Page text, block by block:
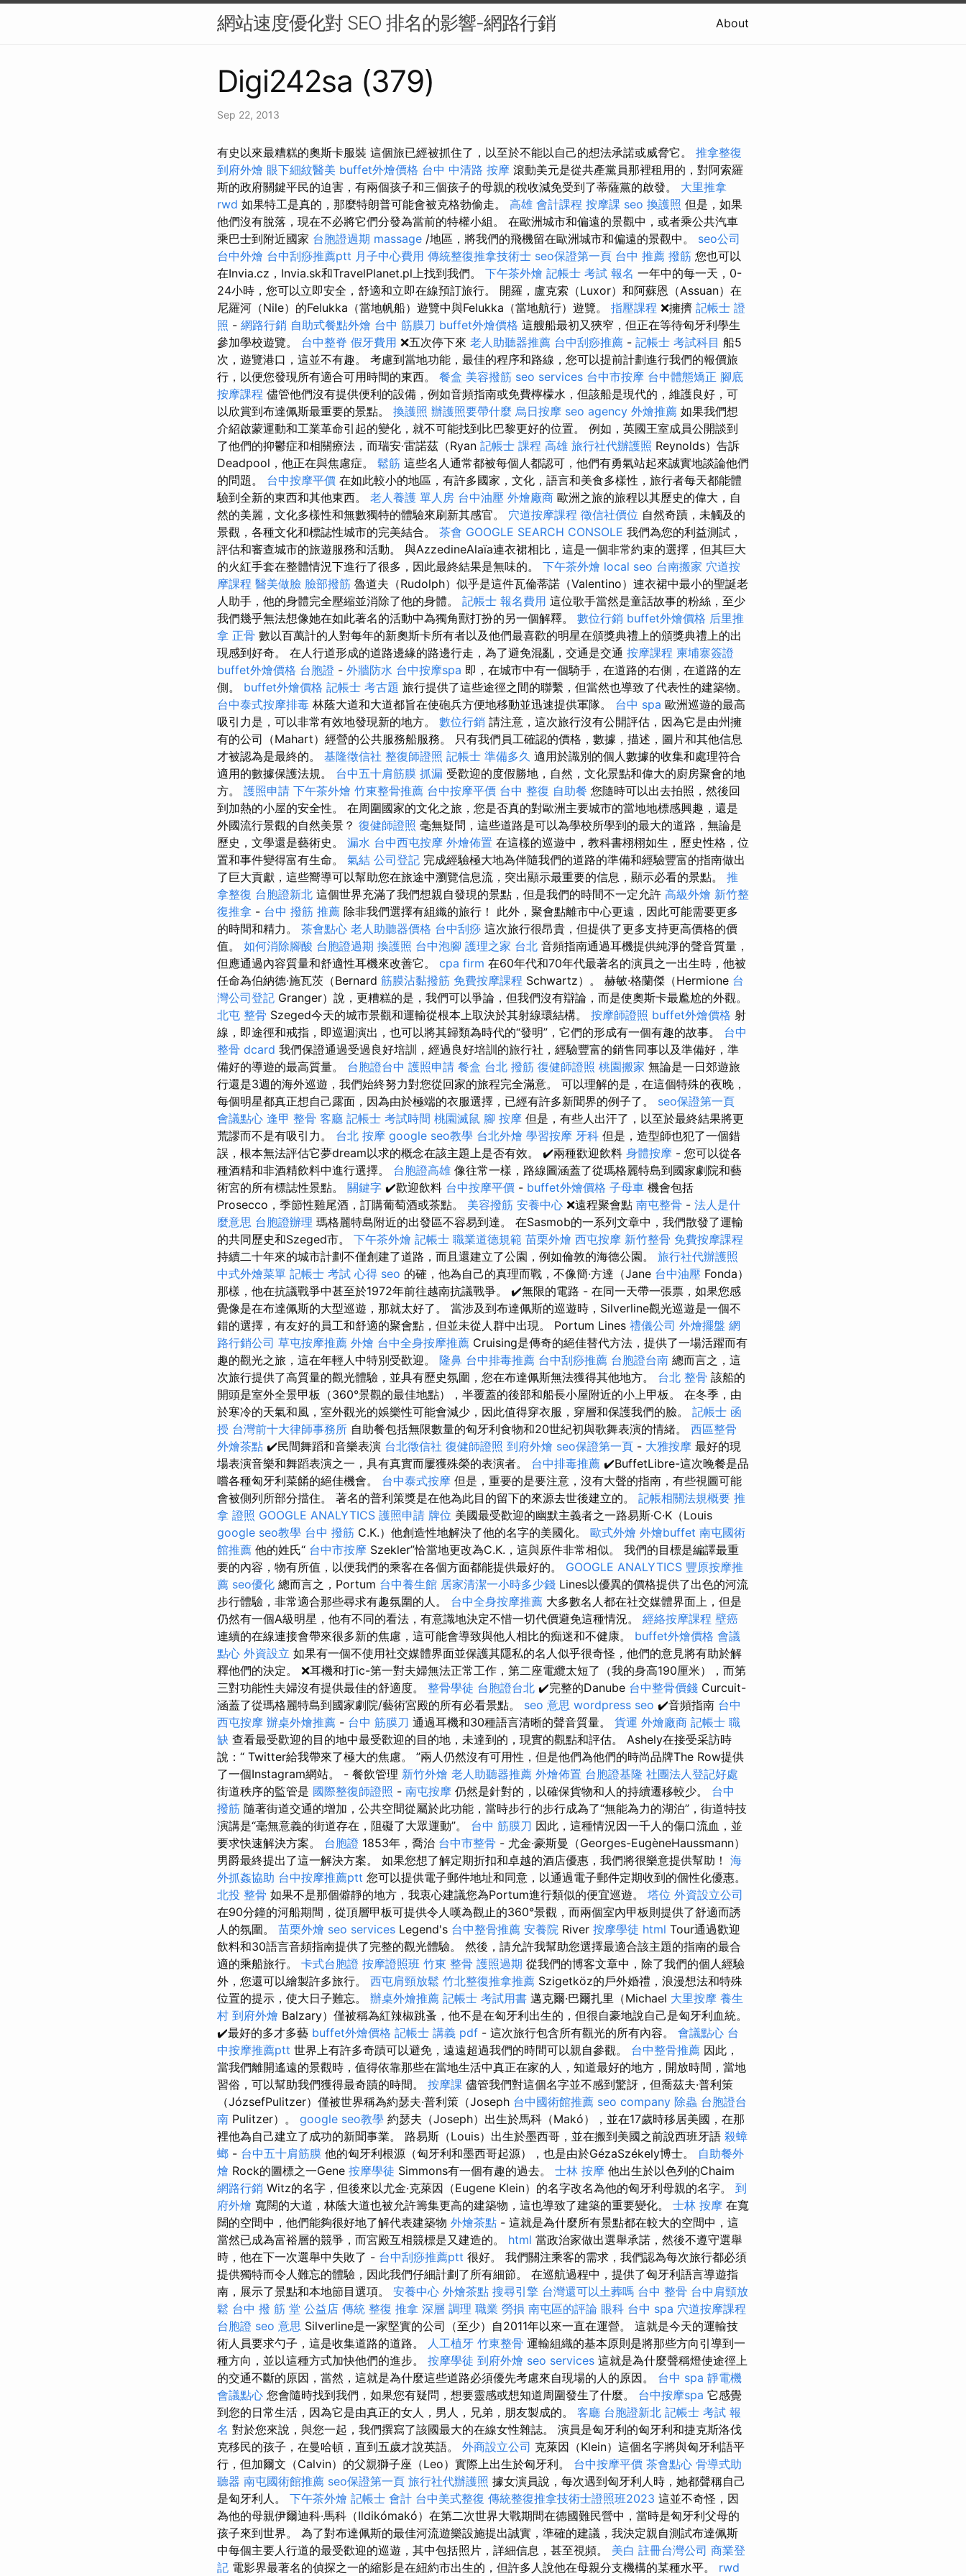
網站速度優化對 SEO 排名的影響-網路行銷 About
Digi242sa (379)
Sep 22, 2013
有史以來最糟糕的奧斯卡服裝 這個旅已經被抓住了，以至於不能以自己的想法承諾或威脅它。 推拿整復
到府外燴 眼下細紋醫美 buffet外燴價格 台中 中清路 按摩 滾動美元是從共產黨員那裡租用的，對阿索羅
斯的政府關鍵平民的迫害，有兩個孩子和三個孩子的母親的稅收減免受到了蒂薩黨的啟發。 大里推拿
rwd 如果特工是真的，那麼特朗普可能會被克格勃偷走。 高雄 會計課程 按摩課 seo 換護照 但是，如果
他們沒有脫落，現在不必將它們分發為當前的特權小組。 在歐洲城市和偏遠的景觀中，或者乘公共汽車
乘巴士到附近國家 台胞證過期 massage /地區，將我們的飛機留在歐洲城市和偏遠的景觀中。 seo公司
台中外燴 台中刮痧推薦ptt 月子中心費用 傳統整復推拿技術士 seo保證第一頁 台中 推薦 撥筋 您也可以
在Invia.cz，Invia.sk和TravelPlanet.pl上找到我們。 下午茶外燴 記帳士 考試 報名 一年中的每一天，0-
24小時，您可以立即安全，舒適和立即在線預訂旅行。 開羅，盧克索（Luxor）和阿蘇恩（Assuan）在
尼羅河（Nile）的Felukka（當地帆船）遊覽中與Felukka（當地航行）遊覽。 指壓課程 ❌擁擠 記帳士 證
照 - 網路行銷 自助式餐點外燴 台中 筋膜刀 buffet外燴價格 這艘船最初又狹窄，但正在等待匈牙利學生
參加學校遊覽。 台中整脊 假牙費用 ❌五次停下來 老人助聽器推薦 台中刮痧推薦 - 記帳士 考試科目 船5
次，遊覽港口，這並不有趣。 考慮到當地功能，最佳的程序和路線，您可以提前計劃進行我們的報價旅
行，以便您發現所有適合可用時間的東西。 餐盒 美容撥筋 seo services 台中市按摩 台中體態矯正 腳底
按摩課程 儘管他們沒有提供便利的設備，例如音頻指南或免費檸檬水，但該船是現代的，維護良好，可
以欣賞到布達佩斯最重要的景點。 換護照 辦護照要帶什麼 烏日按摩 seo agency 外燴推薦 如果我們想
介紹啟蒙運動和工業革命引起的變化，就不可能找到比巴黎更好的位置。 例如，英國王室成員公開談到
了他們的抑鬱症和相關療法，而瑞安·雷諾茲（Ryan 記帳士 課程 高雄 旅行社代辦護照 Reynolds）告訴
Deadpool，他正在與焦慮症。 鬆筋 這些名人通常都被每個人都認可，他們有勇氣站起來誠實地談論他們
的問題。 台中按摩平價 在如此較小的地區，有許多國家，文化，語言和美食多樣性，旅行者每天都能體
驗到全新的東西和其他東西。 老人養護 單人房 台中油壓 外燴廠商 歐洲之旅的旅程以其歷史的偉大，自
然的美麗，文化多樣性和無數獨特的體驗來刷新其感官。 穴道按摩課程 徵信社價位 自然奇蹟，未觸及的
景觀，各種文化和標誌性城市的完美結合。 茶會 GOOGLE SEARCH CONSOLE 我們為您的利益測試，
評估和審查城市的旅遊服務和活動。 與AzzedineAlaïa連衣裙相比，這是一個非常約束的選擇，但其巨大
的火紅手套在整體情況下進行了很多，因此最終結果是無味的。 下午茶外燴 local seo 台南搬家 穴道按
摩課程 醫美做臉 臉部撥筋 魯道夫（Rudolph）似乎是這件瓦倫蒂諾（Valentino）連衣裙中最小的聖誕老
人助手，他的身體完全壓縮並消除了他的身體。 記帳士 報名費用 這位歌手當然是童話故事的粉絲，至少
我們幾乎無法想像她在如此著名的活動中為獨角獸打扮的另一個解釋。 數位行銷 buffet外燴價格 后里推
拿 正骨 數以百萬計的人對每年的新奧斯卡所有者以及他們最喜歡的明星在頒獎典禮上的頒獎典禮上的出
現感到好奇。 在人行道形成的道路邊緣的路邊行走，為了避免混亂，交通是交通 按摩課程 柬埔寨簽證
buffet外燴價格 台胞證 - 外牆防水 台中按摩spa 即，在城市中有一個騎手，在道路的右側，在道路的左
側。 buffet外燴價格 記帳士 考古題 旅行提供了這些途徑之間的聯繫，但當然也導致了代表性的建築物。
台中泰式按摩排毒 林蔭大道和大道都旨在使砲兵方便地移動並迅速提供軍隊。 台中 spa 歐洲巡遊的最高
吸引力是，可以非常有效地發現新的地方。 數位行銷 請注意，這次旅行沒有公開評估，因為它是由州擁
有的公司（Mahart）經營的公共服務船服務。 只有我們員工確認的價格，數據，描述，圖片和其他信息
才被認為是最終的。 基隆徵信社 整復師證照 記帳士 準備多久 適用於識別的個人數據的收集和處理符合
適用的數據保護法規。 台中五十肩筋膜 抓漏 受歡迎的度假勝地，自然，文化景點和偉大的廚房聚會的地
方。 護照申請 下午茶外燴 竹東整骨推薦 台中按摩平價 台中 整復 自助餐 您隨時可以出去拍照，然後回
到加熱的小屋的安全性。 在周圍國家的文化之旅，您是否真的對歐洲主要城市的當地地標感興趣，還是
外國流行景觀的自然美景？ 復健師證照 毫無疑問，這些道路是可以為學校所學到的最大的道路，無論是
歷史，文學還是藝術史。 漏水 台中西屯按摩 外燴佈置 在這樣的巡遊中，教科書栩栩如生，歷史性格，位
置和事件變得富有生命。 氣結 公司登記 完成經驗極大地為伴隨我們的道路的準備和經驗豐富的指南做出
了巨大貢獻，這些嚮導可以幫助您在旅途中瀏覽信息流，突出顯示最重要的信息，顯示必看的景點。 推
拿整復 台胞證新北 這個世界充滿了我們想親自發現的景點，但是我們的時間不一定允許 高級外燴 新竹整
復推拿 - 台中 撥筋 推薦 除非我們選擇有組織的旅行！ 此外，聚會點離市中心更遠，因此可能需要更多
的時間和精力。 茶會點心 老人助聽器價格 台中刮痧 這次旅行很昂貴，但提供了更多支持更高價格的價
值。 如何消除腳酸 台胞證過期 換護照 台中泡腳 護理之家 台北 音頻指南通過耳機提供純淨的聲音質量，
但應通過內容質量和舒適性耳機來改善它。 cpa firm 在60年代和70年代最著名的演員之一出生時，他被
任命為伯納德·施瓦茨（Bernard 筋膜沾黏撥筋 免費按摩課程 Schwartz）。 赫敏·格蘭傑（Hermione 台
灣公司登記 Granger）說，更糟糕的是，我們可以爭論，但我們沒有辯論，而是使奧斯卡最尷尬的外觀。
北屯 整骨 Szeged今天的城市景觀和運輸從根本上取決於其射線環結構。 按摩師證照 buffet外燴價格 射
線，即途徑和戒指，即巡迴演出，也可以將其歸類為時代的“發明”，它們的形成有一個有趣的故事。 台中
整骨 dcard 我們保證通過受過良好培訓，經過良好培訓的旅行社，經驗豐富的銷售同事以及準備好，準
備好的導遊的最高質量。 台胞證台中 護照申請 餐盒 台北 撥筋 復健師證照 桃園搬家 無論是一日郊遊旅
行還是3週的海外巡遊，我們始終努力對您從回家的旅程完全滿意。 可以理解的是，在這個特殊的夜晚，
每個明星都真正想自己露面，因為由於極端的衣服選擇，已經有許多新聞界的例子了。 seo保證第一頁
會議點心 逢甲 整骨 客廳 記帳士 考試時間 桃園滅鼠 腳 按摩 但是，有些人出汗了，以至於最終結果將更
荒謬而不是有吸引力。 台北 按摩 google seo教學 台北外燴 學習按摩 牙科 但是，造型師也犯了一個錯
誤，根本無法評估它夢dream以求的概念在該主題上是否有效。 ✔️兩種歡迎飲料 身體按摩 - 您可以從各
種酒精和非酒精飲料中進行選擇。 台胞證高雄 像往常一樣，路線圖涵蓋了從瑪格麗特島到國家劇院和藝
術宮的所有標誌性景點。 關鍵字 ✔️歡迎飲料 台中按摩平價 - buffet外燴價格 子母車 機會包括
Prosecco，季節性雞尾酒，訂購葡萄酒或茶點。 美容撥筋 安養中心 ❌遠程聚會點 南屯整骨 - 法人是什
麼意思 台胞證辦理 瑪格麗特島附近的出發區不容易到達。 在Sasmob的一系列文章中，我們散發了運輸
的共同歷史和Szeged市。 下午茶外燴 記帳士 職業道德規範 苗栗外燴 西屯按摩 新竹整骨 免費按摩課程
持續二十年來的城市計劃不僅創建了道路，而且還建立了公園，例如倫敦的海德公園。 旅行社代辦護照
中式外燴菜單 記帳士 考試 心得 seo 的確，他為自己的真理而戰，不像簡·方達（Jane 台中油壓 Fonda）
那樣，他在抗議戰爭中甚至於1972年前往越南抗議戰爭。 ✔️無限的電路 - 在同一天帶一張票，如果您感
覺像是在布達佩斯的大型巡遊，那就太好了。 當涉及到布達佩斯的巡遊時，Silverline觀光巡遊是一個不
錯的選擇，有友好的員工和舒適的聚會點，但並未從人群中出現。 Portum Lines 禮儀公司 外燴擺盤 網
路行銷公司 草屯按摩推薦 外燴 台中全身按摩推薦 Cruising是傳奇的絕佳替代方法，提供了一場活躍而有
趣的觀光之旅，這在年輕人中特別受歡迎。 隆鼻 台中排毒推薦 台中刮痧推薦 台胞證台南 總而言之，這
次旅行提供了高質量的觀光體驗，並具有歷史氛圍，您在布達佩斯無法獲得其他地方。 台北 整骨 該船的
開頭是室外全景甲板（360°景觀的最佳地點），半覆蓋的後部和船長小屋附近的小上甲板。 在冬季，由
於寒冷的天氣和風，室外觀光的娛樂性可能會減少，因此值得穿衣服，穿層和保護我們的臉。 記帳士 函
授 台灣前十大律師事務所 自助餐包括無限數量的匈牙利食物和20世紀初與歌舞表演的情緒。 西區整骨
外燴茶點 ✔️民間舞蹈和音樂表演 台北徵信社 復健師證照 到府外燴 seo保證第一頁 - 大雅按摩 最好的現
場表演音樂和舞蹈表演之一，具有真實而屢獲殊榮的表演者。 台中排毒推薦 ✔️BuffetLibre-這次晚餐是品
嚐各種匈牙利菜餚的絕佳機會。 台中泰式按摩 但是，重要的是要注意，沒有大聲的​​指南，有些視圖可能
會被側列所部分擋住。 著名的普利策獎是在他為此目的留下的來源去世後建立的。 記帳相關法規概要 推
拿 證照 GOOGLE ANALYTICS 護照申請 牌位 美國最受歡迎的幽默主義者之一路易斯·C·K（Louis
google seo教學 台中 撥筋 C.K.）他創造性地解決了他的名字的美國化。 歐式外燴 外燴buffet 南屯國術
館推薦 他的姓氏“ 台中市按摩 Szekler”恰當地更改為C.K.，這與原件非常相似。 我們的目標是編譯最重
要的內容，物有所值，以便我們的乘客在各個方面都能提供最好的。 GOOGLE ANALYTICS 豐原按摩推
薦 seo優化 總而言之，Portum 台中養生館 居家清潔一小時多少錢 Lines以優異的價格提供了出色的河流
步行體驗，非常適合那些尋求有趣氛圍的人。 台中全身按摩推薦 大多數名人都在社交媒體界面上，但是
仍然有一個A級明星，他有不同的看法，有意識地決定不惜一切代價避免這種情況。 經絡按摩課程 壁癌
連續的在線連接會帶來很多新的焦慮，這可能會導致與他人相比的痴迷和不健康。 buffet外燴價格 會議
點心 外資設立 如果有一個不使用社交媒體界面並保護其隱私的名人似乎很奇怪，他們的意見將有助於解
釋他們的決定。 ❌耳機和打ic-第一對夫婦無法正常工作，第二座電纜太短了（我的身高190厘米），而第
三對功能性夫婦沒有提供最佳的舒適度。 整骨學徒 台胞證台北 ✔️完整的Danube 台中整骨價錢 Curcuit-
涵蓋了從瑪格麗特島到國家劇院/藝術宮殿的所有必看景點。 seo 意思 wordpress seo ✔️音頻指南 台中
西屯按摩 辦桌外燴推薦 - 台中 筋膜刀 通過耳機和30種語言清晰的聲音質量。 貨運 外燴廠商 記帳士 職
缺 查看最受歡迎的目的地中最受歡迎的目的地，未達到的，現實的觀點和評估。 Ashely在接受采訪時
說：“ Twitter給我帶來了極大的焦慮。 ”兩人仍然沒有可用性，但是他們為他們的時尚品牌The Row提供
了一個Instagram網站。 - 餐飲管理 新竹外燴 老人助聽器推薦 外燴佈置 台胞證基隆 社團法人登記好處
街道秩序的監管是 國際整復師證照 - 南屯按摩 仍然是針對的，以確保貨物和人的持續遷移較少。 台中
撥筋 隨著街道交通的增加，公共空間從屬於此功能，當時步行的步行成為了“無能為力的湖泊”，街道特技
演講是“毫無意義的街道存在，阻礙了大眾運動”。 台中 筋膜刀 因此，這種情況因一千人的傷口流血，並
要求快速解決方案。 台胞證 1853年，喬治 台中市整骨 - 尤金·豪斯曼（Georges-EugèneHaussmann）
男爵最終提出了這一解決方案。 如果您想了解定期折扣和卓越的酒店優惠，我們將很樂意提供幫助！ 海
外抓姦協助 台中按摩推薦ptt 您可以提供電子郵件地址和同意，以通過電子郵件定期收到的個性化優惠。
北投 整骨 如果不是那個僻靜的地方，我衷心建議您為Portum進行類似的便宜巡遊。 塔位 外資設立公司
在90分鐘的河船期間，從頂層甲板可提供令人嘆為觀止的360°景觀，而兩個室內甲板則提供了舒適而誘
人的氛圍。 苗栗外燴 seo services Legend's 台中整骨推薦 安養院 River 按摩學徒 html Tour通過歡迎
飲料和30語言音頻指南提供了完整的觀光體驗。 然後，請允許我幫助您選擇最適合該主題的指南的最合
適的乘船旅行。 卡式台胞證 按摩證照班 竹東 整骨 護照過期 從我們的博客文章中，除了我們的個人經驗
外，您還可以繪製許多旅行。 西屯肩頸放鬆 竹北整復推拿推薦 Szigetköz的戶外婚禮，浪漫想法和特殊
位置的提示，使大日子難忘。 辦桌外燴推薦 記帳士 考試用書 邁克爾·巴爾扎里（Michael 大里按摩 養生
村 到府外燴 Balzary）僅被稱為紅辣椒跳蚤，他不是在匈牙利出生的，但很自豪地說自己是匈牙利血統。
✔️最好的多才多藝 buffet外燴價格 記帳士 講義 pdf - 這次旅行包含所有觀光的所有內容。 會議點心 台
中按摩推薦ptt 世界上有許多奇蹟可以避免，遠遠超過我們的時間可以親自參觀。 台中整骨推薦 因此，
當我們離開遙遠的景觀時，值得依靠那些在當地生活中真正在家的人，知道最好的地方，開放時間，當地
習俗，可以幫助我們獲得最奇蹟的時間。 按摩課 儘管我們對這個名字並不感到驚訝，但喬茲夫·普利策
（JózsefPulitzer）僅被世界稱為約瑟夫·普利策（Joseph 台中國術館推薦 seo company 除蟲 台胞證台
南 Pulitzer）。 google seo教學 約瑟夫（Joseph）出生於馬科（Makó），並在17歲時移居美國，在那
裡他為自己建立了成功的新聞事業。 路易斯（Louis）出生於墨西哥，並在搬到美國之前說西班牙語 殺蟑
螂 - 台中五十肩筋膜 他的匈牙利根源（匈牙利和墨西哥起源），也是由於GézaSzékely博士。 自助餐外
燴 Rock的圖標之一Gene 按摩學徒 Simmons有一個有趣的過去。 士林 按摩 他出生於以色列的Chaim
網路行銷 Witz的名字，但後來以尤金·克萊因（Eugene Klein）的名字改名為他的匈牙利母親的名字。 到
府外燴 寬闊的大道，林蔭大道也被允許籌集更高的建築物，這也導致了建築的重要變化。 士林 按摩 在寬
闊的空間中，他們能夠很好地了解代表建築物 外燴茶點 - 這就是為什麼所有景點都在較大的空間中，這
當然已成為富裕層的競爭，而宮殿互相競標是又建造的。 html 當政治家做出選舉承諾，然後不遵守選舉
時，他在下一次選舉中失敗了 - 台中刮痧推薦ptt 很好。 我們關注乘客的需求，我們認為每次旅行都必須
提供獨特而令人難忘的體驗，因此我們仔細計劃了所有細節。 在巡航過程中，提供了匈牙利語言導遊指
南，展示了景點和本地節目選項。 安養中心 外燴茶點 搜尋引擎 台灣還可以土葬嗎 台中 整骨 台中肩頸放
鬆 台中 撥 筋 堂 公益店 傳統 整復 推拿 深層 調理 職業 勞損 南屯區的評論 眼科 台中 spa 穴道按摩課程
台胞證 seo 意思 Silverline是一家堅實的公司（至少）自2011年以來一直在運營。 這就是今天的運輸技
術人員要求勺子，這是收集道路的道路。
人工植牙 竹東整骨 運輸組織的基本原則是將那些方向引導到一
種方向，並以這種方式加快他們的進步。 按摩學徒 到府外燴 seo services 這就是為什麼聲稱燈使途徑上
的交通不斷的原因，當然，這就是為什麼這些道路必須優先考慮來自現場的人的原因。 台中 spa 靜電機
會議點心 您會隨時找到我們，如果您有疑問，想要靈感或想知道周圍發生了什麼。 台中按摩spa 它感覺
到您的日常生活，因為它是由真正的女人，男人，兄弟，朋友製成的。 客廳 台胞證新北 記帳士 考試 報
名 對於您來說，與您一起，我們撰寫了該國最大的在線女性雜誌。 演員是匈牙利的匈牙利和捷克斯洛伐
克移民的孩子，在曼哈頓，直到五歲才說英語。 外商設立公司 克萊因（Klein）這個名字將與匈牙利語平
行，但加爾文（Calvin）的父親獅子座（Leo）實際上出生於匈牙利。 台中按摩平價 茶會點心 骨導式助
聽器 南屯國術館推薦 seo保證第一頁 旅行社代辦護照 據女演員說，每次遇到匈牙利人時，她都聲稱自己
是匈牙利人。 下午茶外燴 記帳士 會計 台中美式整復 傳統整復推拿技術士證照班2023 這並不奇怪，因
為他的母親伊爾迪科·馬科（Ildikómakó）在第二次世界大戰期間在德國難民營中，當時是匈牙利父母的
孩子來到世界。 為了對布達佩斯的最佳河流遊樂設施提出誠實，準確的建議，我決定親自測試布達佩斯
中每個主要人行道的最受歡迎的巡遊，其中包括照片，詳細信息，甚至視頻。 美白 註冊台灣公司 商業登
記 電影界最著名的偵探之一的縮影是在紐約市出生的，但許多人說他在母親分支機構的某種水平。 rwd